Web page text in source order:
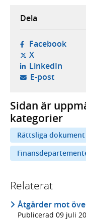
Dela
Facebook-
X- öppnas i ny
LinkedIn-
E-post-
Sidan är
kategorier
Rättsliga dokument
Relaterat
Åtgärder mot
Publicerad 09 juli